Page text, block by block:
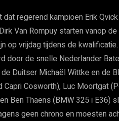
regerend kampioen Erik
Van Rompuy starten vanop
op vrijdag tijdens de
door de snelle Nederlander
Duitser Michaël Wittke en de
Capri Cosworth), Luc Moortgat
Ben Thaens (BMW 325 i
geen chrono en moesten